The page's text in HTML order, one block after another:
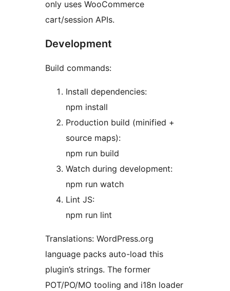
only uses WooCommerce
cart/session APIs.
Development
Build commands:
Install dependencies:
npm install
Production build (minified +
source maps):
npm run build
Watch during development:
npm run watch
Lint JS:
npm run lint
Translations: WordPress.org
language packs auto-load this
plugin’s strings. The former
POT/PO/MO tooling and i18n loader